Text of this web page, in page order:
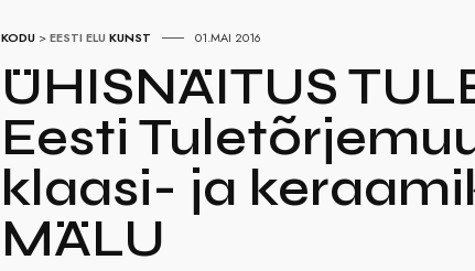
KODU >EESTI ELU KUNST 01.MAI 2016
ÜHISNÄITUS
Eesti
klaasi- ja
MÄLU